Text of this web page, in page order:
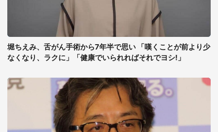
堀ちえみ、舌がん手術から7年半で思い 「嘆くことが前より少
なくなり、ラクに」「健康でいられればそれでヨシ!」